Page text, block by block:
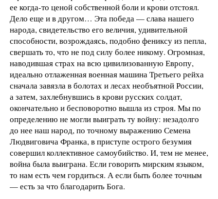
ее когда-то ценой собственной боли и крови отстоял.
Дело еще и в другом… Эта победа — слава нашего
народа, свидетельство его величия, удивительной
способности, возрождаясь, подобно фениксу из пепла,
свершать то, что не под силу более никому. Огромная,
наводившая страх на всю цивилизованную Европу,
идеально отлаженная военная машина Третьего рейха
сначала завязла в болотах и лесах необъятной России,
а затем, захлебнувшись в крови русских солдат,
окончательно и бесповоротно вышла из строя. Мы по
определению не могли выиграть ту войну: незадолго
до нее наш народ, по точному выражению Семена
Людвиговича Франка, в приступе острого безумия
совершил коллективное самоубийство. И, тем не менее,
война была выиграна. Если говорить мирским языком,
то нам есть чем гордиться. А если быть более точным
— есть за что благодарить Бога.